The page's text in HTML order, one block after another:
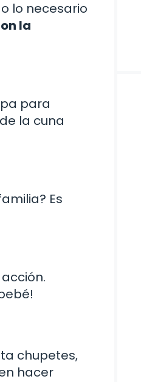
lo necesario
la
para
la cuna
Es
chupetes,
hacer